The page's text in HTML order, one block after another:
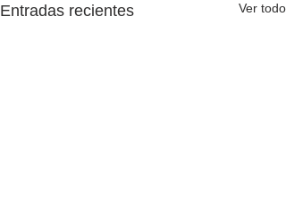
Entradas recientes Ver todo